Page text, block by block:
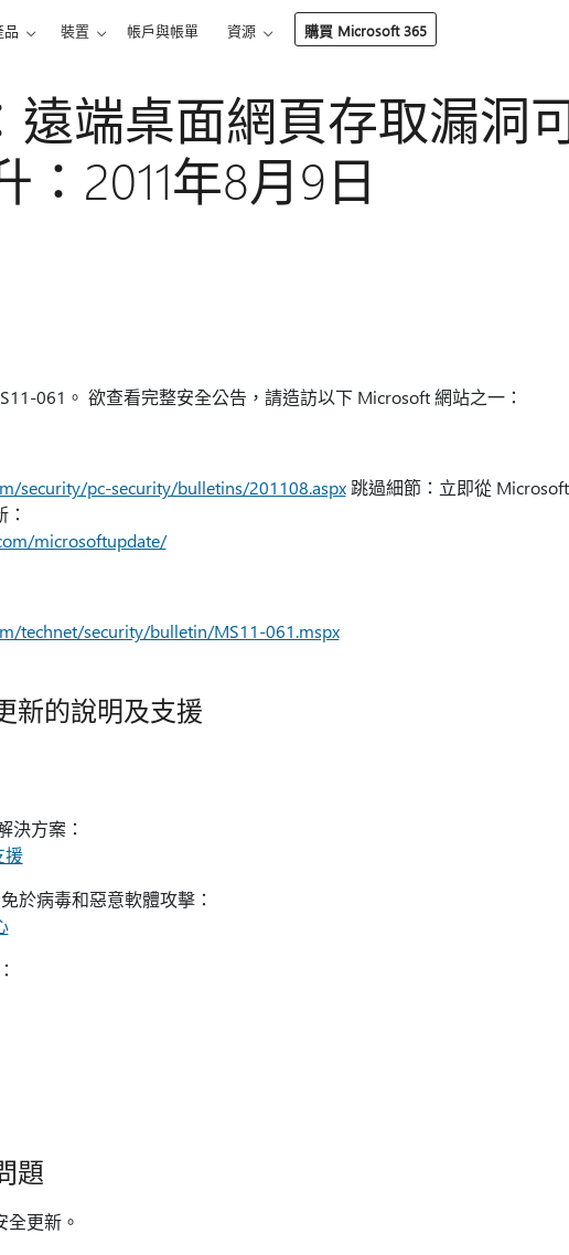
品 裝置 帳戶與帳單 資源 購買 Microsoft 365
遠端桌面網頁存取漏洞
：2011年8月9日
061。 欲查看完整安全公告，請造訪以下 Microsoft 網站之一：
security/pc-security/bulletins/201108.aspx跳過細節：立即從
microsoftupdate/
technet/security/bulletin/MS11-061.mspx
新的說明及支援
決方案：
援
於病毒和惡意軟體攻擊：
題
更新。